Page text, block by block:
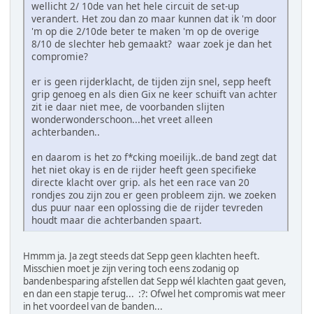
wellicht 2/ 10de van het hele circuit de set-up
verandert. Het zou dan zo maar kunnen dat ik 'm door
'm op die 2/10de beter te maken 'm op de overige
8/10 de slechter heb gemaakt? waar zoek je dan het
compromie?
er is geen rijderklacht, de tijden zijn snel, sepp heeft
grip genoeg en als dien Gix ne keer schuift van achter
zit ie daar niet mee, de voorbanden slijten
wonderwonderschoon...het vreet alleen
achterbanden..
en daarom is het zo f*cking moeilijk..de band zegt dat
het niet okay is en de rijder heeft geen specifieke
directe klacht over grip. als het een race van 20
rondjes zou zijn zou er geen probleem zijn. we zoeken
dus puur naar een oplossing die de rijder tevreden
houdt maar die achterbanden spaart.
Hmmm ja. Ja zegt steeds dat Sepp geen klachten heeft.
Misschien moet je zijn vering toch eens zodanig op
bandenbesparing afstellen dat Sepp wél klachten gaat geven,
en dan een stapje terug... :?: Ofwel het compromis wat meer
in het voordeel van de banden...